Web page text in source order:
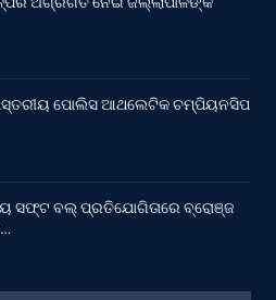
ପୋଲିସ ଆଥଲେଟିକ ଚମ୍ପିୟନସିପ
ସଫ୍ଟ ବଲ୍ ପ୍ରତିଯୋଗିତାରେ ବ୍ରୋଞ୍ଜ